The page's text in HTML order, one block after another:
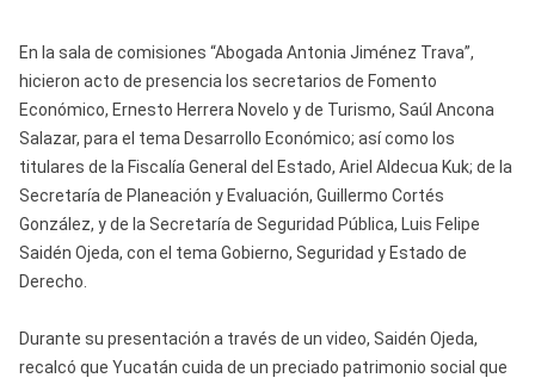
En la sala de comisiones “Abogada Antonia Jiménez Trava”,
hicieron acto de presencia los secretarios de Fomento
Económico, Ernesto Herrera Novelo y de Turismo, Saúl Ancona
Salazar, para el tema Desarrollo Económico; así como los
titulares de la Fiscalía General del Estado, Ariel Aldecua Kuk; de la
Secretaría de Planeación y Evaluación, Guillermo Cortés
González, y de la Secretaría de Seguridad Pública, Luis Felipe
Saidén Ojeda, con el tema Gobierno, Seguridad y Estado de
Derecho.
Durante su presentación a través de un video, Saidén Ojeda,
recalcó que Yucatán cuida de un preciado patrimonio social que